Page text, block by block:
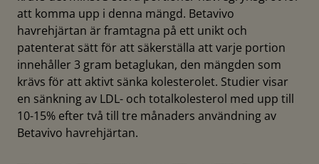
att komma upp i denna mängd. Betavivo
havrehjärtan är framtagna på ett unikt och
patenterat sätt för att säkerställa att varje portion
innehåller 3 gram betaglukan, den mängden som
krävs för att aktivt sänka kolesterolet. Studier visar
en sänkning av LDL- och totalkolesterol med upp till
10-15% efter två till tre månaders användning av
Betavivo havrehjärtan.